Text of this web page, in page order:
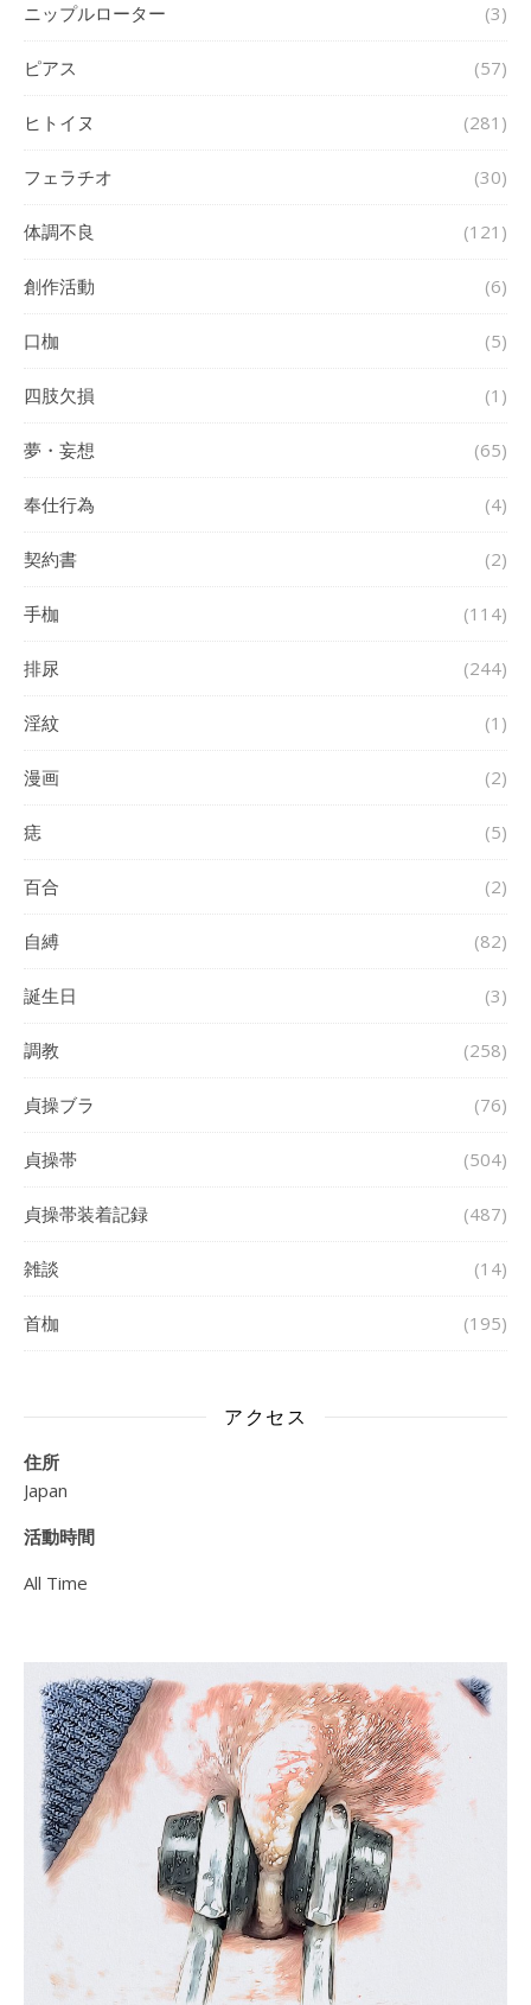
ニップルローター (3)
ピアス (57)
ヒトイヌ (281)
フェラチオ (30)
体調不良 (121)
創作活動 (6)
口枷 (5)
四肢欠損 (1)
夢・妄想 (65)
奉仕行為 (4)
契約書 (2)
手枷 (114)
排尿 (244)
淫紋 (1)
漫画 (2)
痣 (5)
百合 (2)
自縛 (82)
誕生日 (3)
調教 (258)
貞操ブラ (76)
貞操帯 (504)
貞操帯装着記録 (487)
雑談 (14)
首枷 (195)
アクセス
住所
Japan
活動時間
All Time